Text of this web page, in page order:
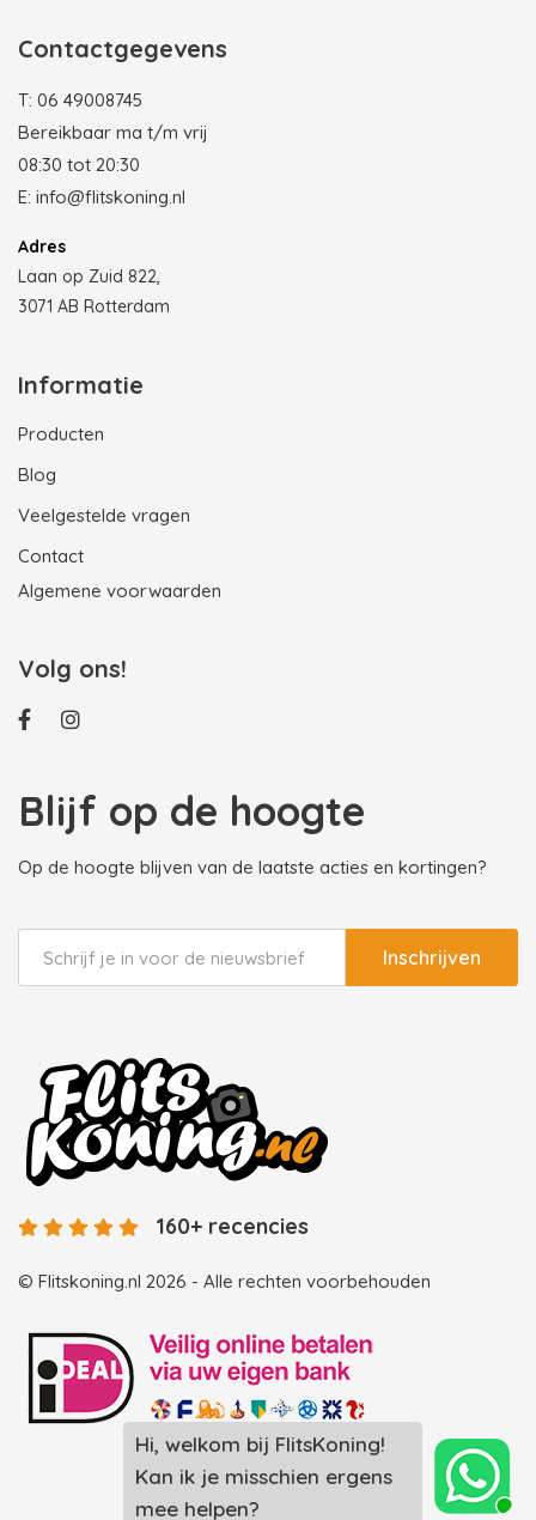
Contactgegevens
T: 06 49008745
Bereikbaar ma t/m vrij
08:30 tot 20:30
E: info@flitskoning.nl
Adres
Laan op Zuid 822,
3071 AB Rotterdam
Informatie
Producten
Blog
Veelgestelde vragen
Contact
Algemene voorwaarden
Volg ons!
Blijf op de hoogte
Op de hoogte blijven van de laatste acties en kortingen?
Inschrijven
© Flitskoning.nl 2026 - Alle rechten voorbehouden
160+ recencies
Landingspagina overzicht photobooths
Landingspagina overzicht videobooths
Photobooth huren in Spijkenisse